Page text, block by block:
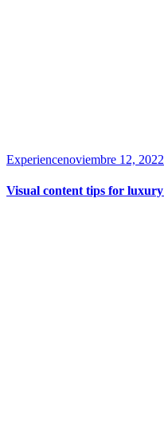
Experiencenoviembre 12, 2022
Visual content tips for